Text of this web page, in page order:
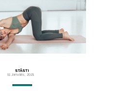
STĀSTI
11 Janvāris, 2021